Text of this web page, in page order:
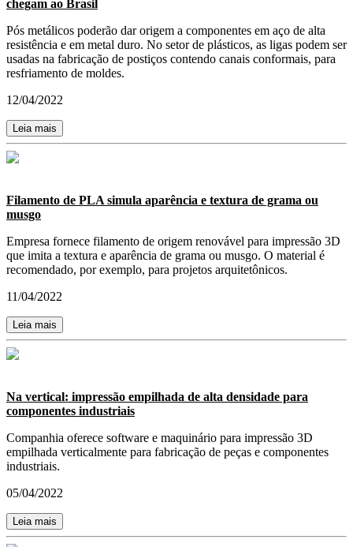
chegam ao Brasil
Pós metálicos poderão dar origem a componentes em aço de alta
resistência e em metal duro. No setor de plásticos, as ligas podem ser
usadas na fabricação de postiços contendo canais conformais, para
resfriamento de moldes.
12/04/2022
Leia mais
Filamento de PLA simula aparência e textura de grama ou
musgo
Empresa fornece filamento de origem renovável para impressão 3D
que imita a textura e aparência de grama ou musgo. O material é
recomendado, por exemplo, para projetos arquitetônicos.
11/04/2022
Leia mais
Na vertical: impressão empilhada de alta densidade para
componentes industriais
Companhia oferece software e maquinário para impressão 3D
empilhada verticalmente para fabricação de peças e componentes
industriais.
05/04/2022
Leia mais